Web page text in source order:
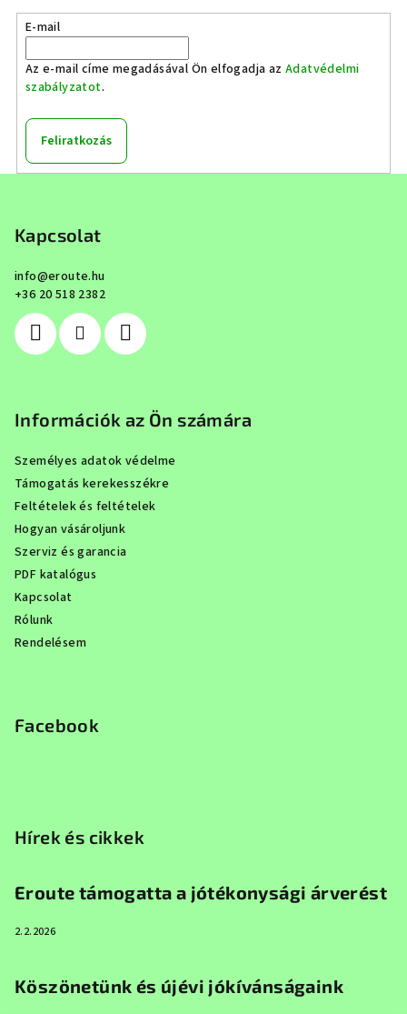
E-mail
Az e-mail címe megadásával Ön elfogadja az Adatvédelmi
szabályzatot.
Feliratkozás
Kapcsolat
info@eroute.hu
+36 20 518 2382
Információk az Ön számára
Személyes adatok védelme
Támogatás kerekesszékre
Feltételek és feltételek
Hogyan vásároljunk
Szerviz és garancia
PDF katalógus
Kapcsolat
Rólunk
Rendelésem
Facebook
Hírek és cikkek
Eroute támogatta a jótékonysági árverést
2.2.2026
Köszönetünk és újévi jókívánságaink